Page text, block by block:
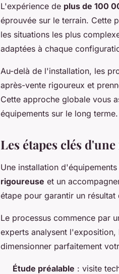
L'expérience de plus de 100
éprouvée sur le terrain. Cette
les situations les plus
adaptées à chaque
Au-delà de l'installation, les
après-vente rigoureux et
Cette approche globale vous
équipements sur le long terme.
Les étapes clés
Une installation
rigoureuse et un
étape pour garantir un
Le processus commence par
experts analysent
dimensionner parfaitement
Étude préalable : visite